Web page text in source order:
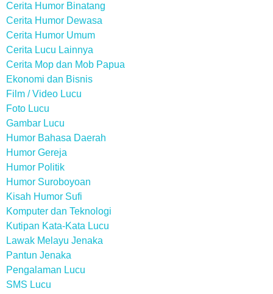
Cerita Humor Binatang
Cerita Humor Dewasa
Cerita Humor Umum
Cerita Lucu Lainnya
Cerita Mop dan Mob Papua
Ekonomi dan Bisnis
Film / Video Lucu
Foto Lucu
Gambar Lucu
Humor Bahasa Daerah
Humor Gereja
Humor Politik
Humor Suroboyoan
Kisah Humor Sufi
Komputer dan Teknologi
Kutipan Kata-Kata Lucu
Lawak Melayu Jenaka
Pantun Jenaka
Pengalaman Lucu
SMS Lucu